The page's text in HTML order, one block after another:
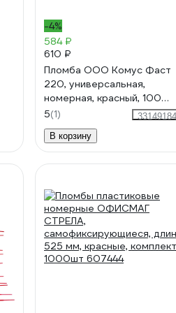
-4%
584 ₽
610 ₽
Пломба ООО Комус Фаст
220, универсальная,
номерная, красный, 100
штук/упаковка 1747328
5(1)
33149184
В корзину